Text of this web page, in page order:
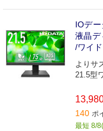
IOデ
液晶デ
/ワイ
よりサ
21.5型
140 ポ
最短 8/